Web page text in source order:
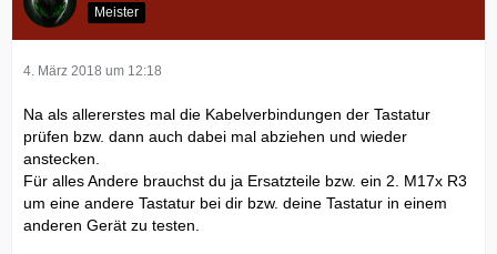
Meister
4. März 2018 um 12:18
Na als allererstes mal die Kabelverbindungen der Tastatur
prüfen bzw. dann auch dabei mal abziehen und wieder
anstecken.
Für alles Andere brauchst du ja Ersatzteile bzw. ein 2. M17x R3
um eine andere Tastatur bei dir bzw. deine Tastatur in einem
anderen Gerät zu testen.